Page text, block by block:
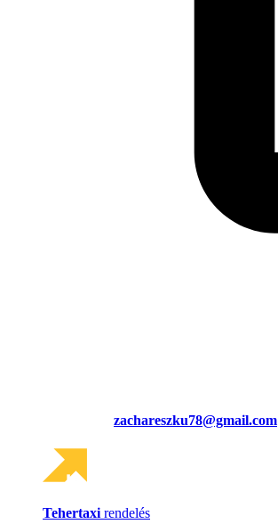
zachareszku78@gmail.com
Tehertaxi rendelés